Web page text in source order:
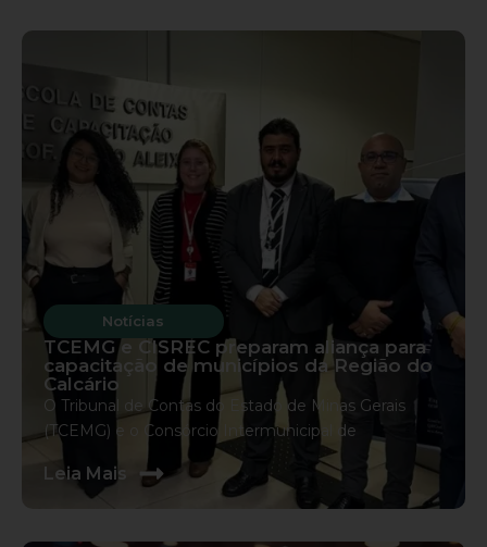
Notícias
TCEMG e CISREC preparam aliança para
capacitação de municípios da Região do
Calcário
O Tribunal de Contas do Estado de Minas Gerais
(TCEMG) e o Consórcio Intermunicipal de
Leia Mais